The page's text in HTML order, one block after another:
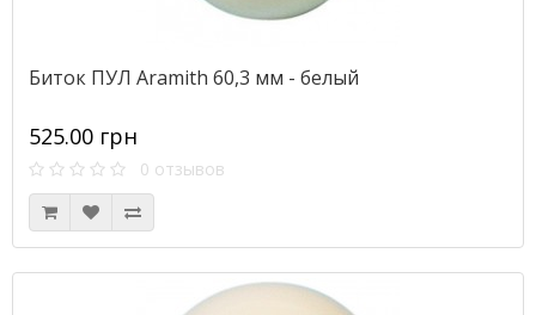
Биток ПУЛ Aramith 60,3 мм - белый
525.00 грн
0 отзывов